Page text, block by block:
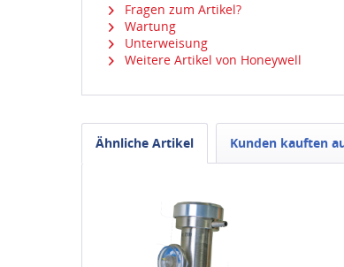
Fragen zum Artikel?
Wartung
Unterweisung
Weitere Artikel von Honeywell
Ähnliche Artikel Kunden kauften